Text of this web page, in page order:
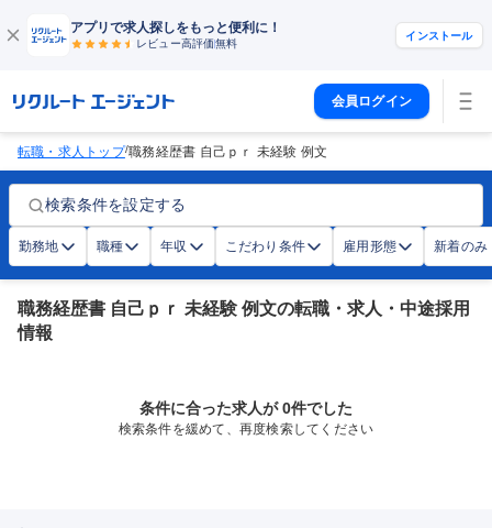
アプリで求人探しをもっと便利に！
レビュー高評価無料
インストール
会員ログイン
転職・求人トップ/職務経歴書 自己ｐｒ 未経験 例文
検索条件を設定する
勤務地 職種 年収 こだわり条件 雇用形態 新着のみ
職務経歴書 自己ｐｒ 未経験 例文の転職・求人・中途採用
情報
条件に合った求人が 0件でした
検索条件を緩めて、再度検索してください